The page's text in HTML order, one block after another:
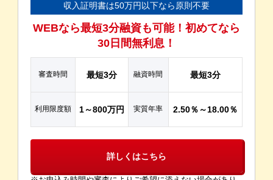
収入証明書は50万円以下なら原則不要
WEBなら最短3分融資も可能！初めてなら
30日間無利息！
審査時間 最短3分 融資時間 最短3分
利用限度額 1～800万円 実質年率 2.50％～18.00％
詳しくはこちら